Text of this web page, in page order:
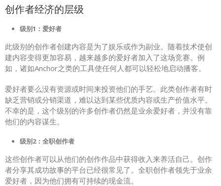
创作者经济的层级
级别1：爱好者
此级别的创作者创建内容是为了娱乐或作为副业。随着技术使创
建内容变得更加容易，越来越多的爱好者加入了这场竞赛。例
如，诸如Anchor之类的工具使任何人都可以轻松地启动播客。
爱好者要么没有资源或时间来投资他们的手艺。此类创作者有时
缺乏营销或分销渠道，难以达到某些优质内容或生产价值水平。
不幸的是，这个级别的许多创作者仍然是业余爱好者，并没有靠
他们的内容谋生。
级别2：全职创作者
这些创作者可以从他们的创作作品中获得收入来养活自己。创作
者分享其成功故事的平台已经很常见了。全职创作者领先于业余
爱好者，因为他们拥有可持续的现金流。